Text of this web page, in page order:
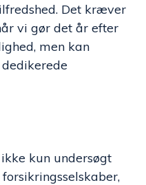
Det kræver
vi gør det år efter
men kan
kun undersøgt